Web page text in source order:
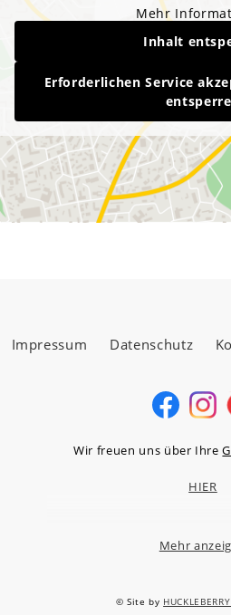
Mehr
Inhalt
Erforderlichen Service
Impressum Datenschutz
Wir freuen uns über Ihre
HIER
Niederstedter Weg 13A – 17,
Mehr
© Site by